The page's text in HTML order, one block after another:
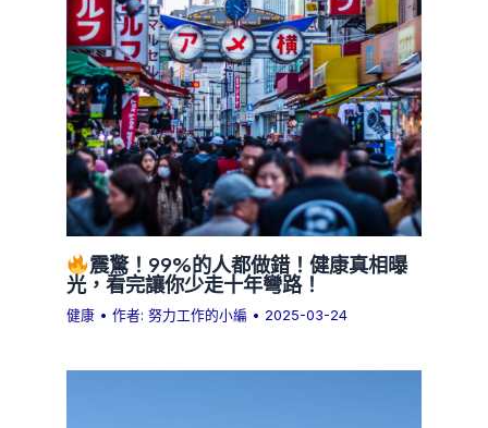
震驚！99%的人都做錯！健康真相曝
光，看完讓你少走十年彎路！
健康 • 作者:努力工作的小編 • 2025-03-24